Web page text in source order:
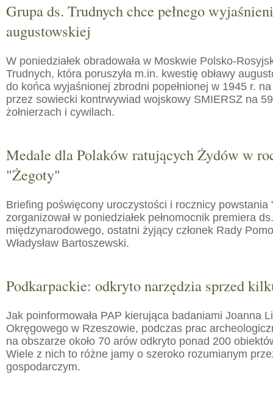
Grupa ds. Trudnych chce pełnego
augustowskiej
W poniedziałek obradowała w Moskwie Polsko-
Trudnych, która poruszyła m.in. kwestię obławy
do końca wyjaśnionej zbrodni popełnionej w 1945 r.
przez sowiecki kontrwywiad wojskowy SMIERSZ na
żołnierzach i cywilach.
Medale dla Polaków ratujących Żydów w
"Żegoty"
Briefing poświęcony uroczystości i rocznicy powstania
zorganizował w poniedziałek pełnomocnik premiera
międzynarodowego, ostatni żyjący członek Rady
Władysław Bartoszewski.
Podkarpackie: odkryto narzędzia sprzed
Jak poinformowała PAP kierująca badaniami Joanna
Okręgowego w Rzeszowie, podczas prac
na obszarze około 70 arów odkryto ponad 200
Wiele z nich to różne jamy o szeroko rozumianym
gospodarczym.